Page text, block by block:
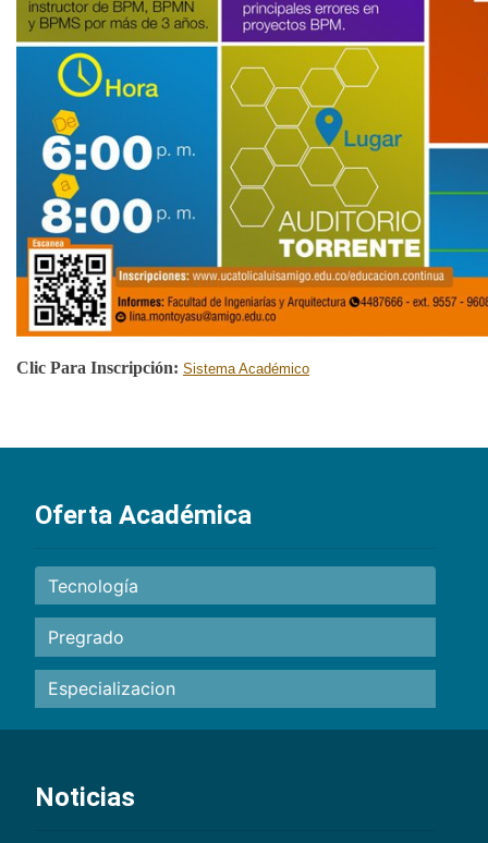
Clic Para Inscripción: Sistema Académico
Oferta Académica
Tecnología
Pregrado
Especializacion
Noticias